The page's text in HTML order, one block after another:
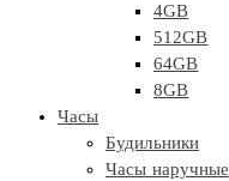
4GB
512GB
64GB
8GB
Часы
Будильники
Часы наручные